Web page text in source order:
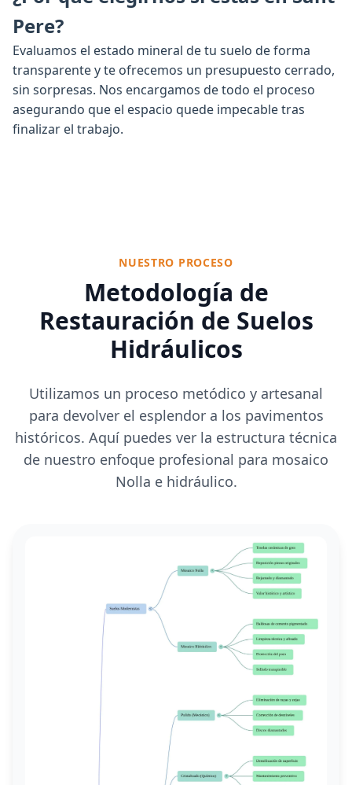
Pere?
Evaluamos el estado mineral de tu suelo de forma
transparente y te ofrecemos un presupuesto cerrado,
sin sorpresas. Nos encargamos de todo el proceso
asegurando que el espacio quede impecable tras
finalizar el trabajo.
NUESTRO PROCESO
Metodología de
Restauración de Suelos
Hidráulicos
Utilizamos un proceso metódico y artesanal
para devolver el esplendor a los pavimentos
históricos. Aquí puedes ver la estructura técnica
de nuestro enfoque profesional para mosaico
Nolla e hidráulico.